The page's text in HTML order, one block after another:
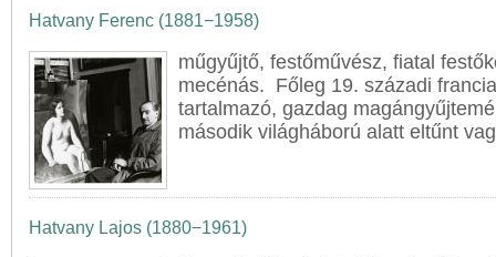
Hatvany Ferenc (1881−1958)
műgyűjtő, festőművész, fiatal
mecénás. Főleg 19. századi
tartalmazó, gazdag
második világháború alatt eltűnt
Hatvany Lajos (1880−1961)